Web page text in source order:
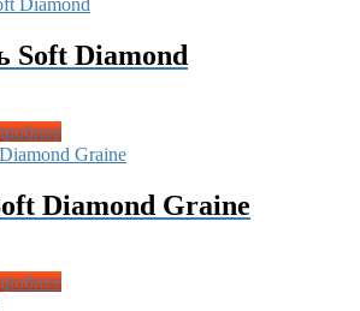
Soft Diamond
Diamond Graine